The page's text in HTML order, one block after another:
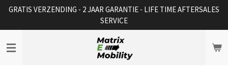
Ga
naar
de
hoofdinhoud
GRATIS VERZENDING - 2 JAAR GARANTIE - LIFE TIME AFTERSALES
SERVICE